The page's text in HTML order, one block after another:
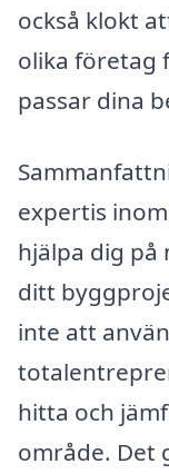
också klokt
olika företag
passar dina
expertis inom
hjälpa dig på
ditt
inte att
hitta och
område. Det